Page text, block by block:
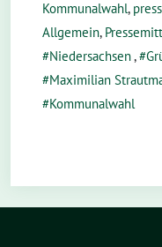
Kommunalwahl,
Allgemein,
Niedersachsen,
Maximilian
Kommunalwahl